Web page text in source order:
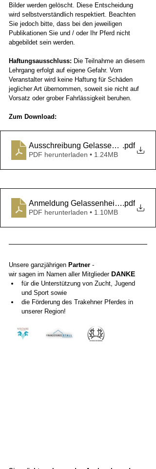
Bilder werden gelöscht. Diese Entscheidung
wird selbstverständlich respektiert. Beachten
Sie jedoch bitte, dass bei den jeweiligen
Publikationen Sie und / oder Ihr Pferd nicht
abgebildet sein werden.
Haftungsausschluss: Die Teilnahme an diesem
Lehrgang erfolgt auf eigene Gefahr. Vom
Veranstalter wird keine Haftung für Schäden
jeglicher Art übernommen, soweit sie nicht auf
Vorsatz oder grober Fahrlässigkeit beruhen.
Zum Download:
Ausschreibung .pdf
PDF herunterladen • 1.24MB
Anmeldung Gelassenheitstraining
.pdf
PDF herunterladen • 1.10MB
Unsere ganzjährigen Partner -
wir sagen im Namen aller Mitglieder DANKE
für die Unterstützung von Zucht, Jugend
und Sport sowie
die Förderung des Trakehner Pferdes in
unserer Region!